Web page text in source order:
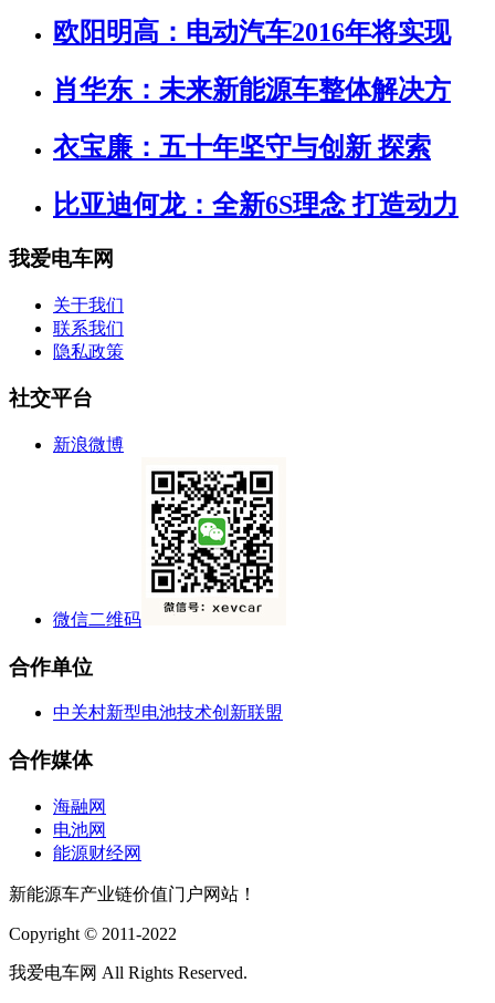
欧阳明高：电动汽车2016年将实现
肖华东：未来新能源车整体解决方
衣宝廉：五十年坚守与创新 探索
比亚迪何龙：全新6S理念 打造动力
我爱电车网
关于我们
联系我们
隐私政策
社交平台
新浪微博
微信二维码
合作单位
中关村新型电池技术创新联盟
合作媒体
海融网
电池网
能源财经网
新能源车产业链价值门户网站！
Copyright © 2011-2022
我爱电车网 All Rights Reserved.